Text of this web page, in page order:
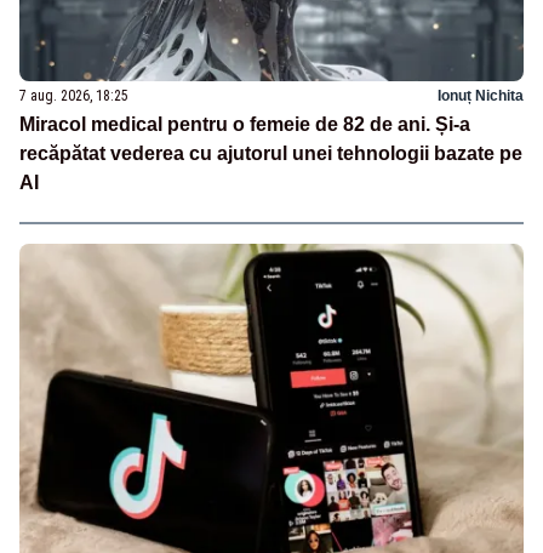
7 aug. 2026, 18:25 Ionuț Nichita
Miracol medical pentru o femeie de 82 de ani. Și-a
recăpătat vederea cu ajutorul unei tehnologii bazate pe
AI